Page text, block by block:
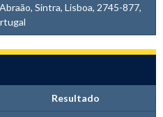
Sintra, Lisboa, 2745-877,
Resultado